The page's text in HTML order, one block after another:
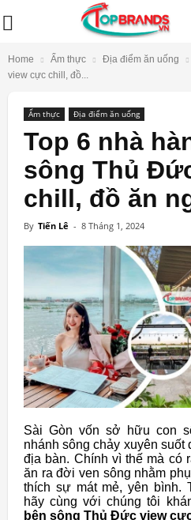
Home Ẩm thực Địa điểm ăn uống
view cực chill, đồ...
Ẩm thực Địa điểm ăn uống
Top 6 nhà
sông Thủ
chill, đồ ăn
By Tiến Lê - 8 Tháng 1, 2024
Sài Gòn vốn sở hữu con
nhánh sông chảy xuyên suốt
địa bàn. Chính vì thế mà có
ăn ra đời ven sông nhằm
thích sự mát mẻ, yên bình.
hãy cùng với chúng tôi
bên sông Thủ Đức view